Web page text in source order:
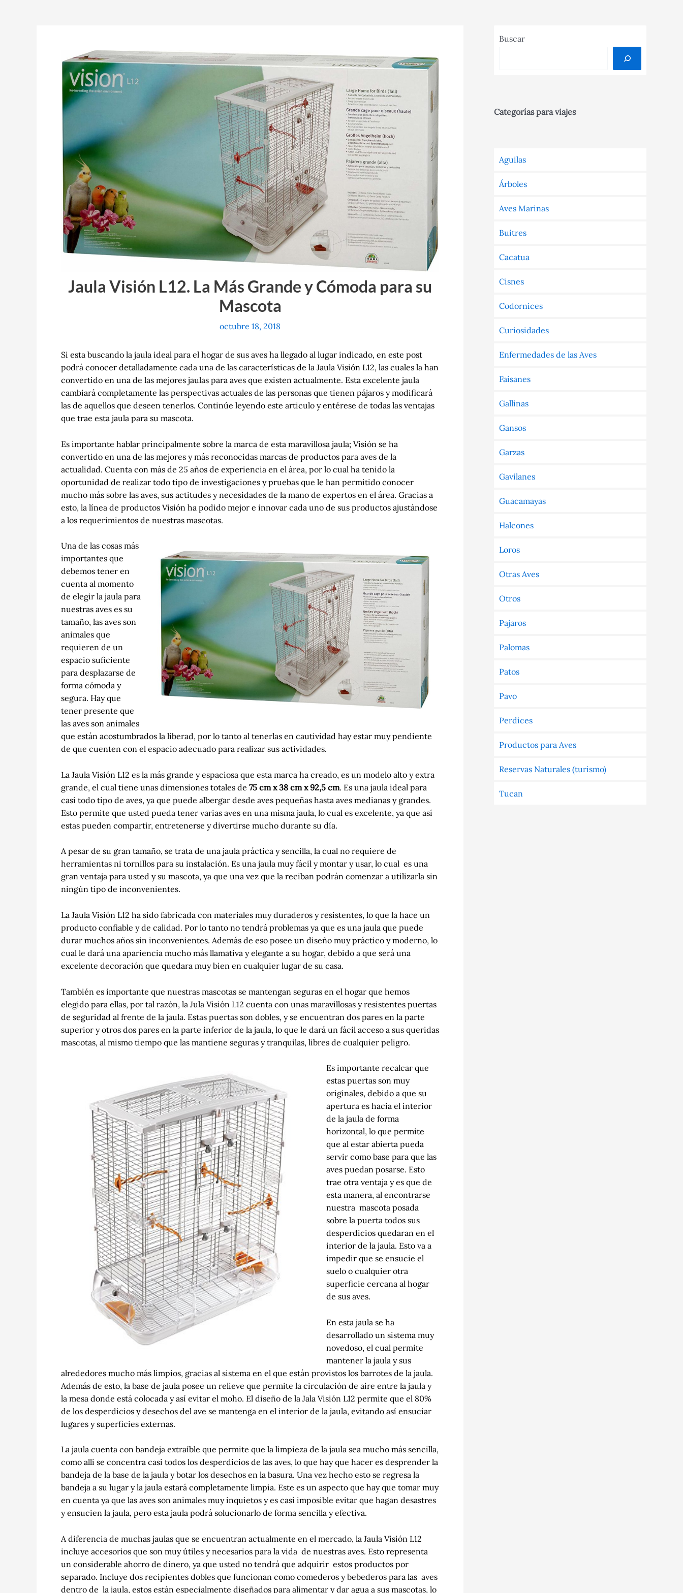
Jaula Visión L12. La Más Grande y Cómoda para su
Mascota
octubre 18, 2018
Si esta buscando la jaula ideal para el hogar de sus aves ha llegado al lugar indicado, en este post
podrá conocer detalladamente cada una de las características de la Jaula Visión L12, las cuales la han
convertido en una de las mejores jaulas para aves que existen actualmente. Esta excelente jaula
cambiará completamente las perspectivas actuales de las personas que tienen pájaros y modificará
las de aquellos que deseen tenerlos. Continúe leyendo este articulo y entérese de todas las ventajas
que trae esta jaula para su mascota.
Es importante hablar principalmente sobre la marca de esta maravillosa jaula; Visión se ha
convertido en una de las mejores y más reconocidas marcas de productos para aves de la
actualidad. Cuenta con más de 25 años de experiencia en el área, por lo cual ha tenido la
oportunidad de realizar todo tipo de investigaciones y pruebas que le han permitido conocer
mucho más sobre las aves, sus actitudes y necesidades de la mano de expertos en el área. Gracias a
esto, la línea de productos Visión ha podido mejor e innovar cada uno de sus productos ajustándose
a los requerimientos de nuestras mascotas.
Una de las cosas más
importantes que
debemos tener en
cuenta al momento
de elegir la jaula para
nuestras aves es su
tamaño, las aves son
animales que
requieren de un
espacio suficiente
para desplazarse de
forma cómoda y
segura. Hay que
tener presente que
las aves son animales
que están acostumbrados la liberad, por lo tanto al tenerlas en cautividad hay estar muy pendiente
de que cuenten con el espacio adecuado para realizar sus actividades.
La Jaula Visión L12 es la más grande y espaciosa que esta marca ha creado, es un modelo alto y extra
grande, el cual tiene unas dimensiones totales de 75 cm x 38 cm x 92,5 cm. Es una jaula ideal para
casi todo tipo de aves, ya que puede albergar desde aves pequeñas hasta aves medianas y grandes.
Esto permite que usted pueda tener varias aves en una misma jaula, lo cual es excelente, ya que así
estas pueden compartir, entretenerse y divertirse mucho durante su día.
A pesar de su gran tamaño, se trata de una jaula práctica y sencilla, la cual no requiere de
herramientas ni tornillos para su instalación. Es una jaula muy fácil y montar y usar, lo cual es una
gran ventaja para usted y su mascota, ya que una vez que la reciban podrán comenzar a utilizarla sin
ningún tipo de inconvenientes.
La Jaula Visión L12 ha sido fabricada con materiales muy duraderos y resistentes, lo que la hace un
producto confiable y de calidad. Por lo tanto no tendrá problemas ya que es una jaula que puede
durar muchos años sin inconvenientes. Además de eso posee un diseño muy práctico y moderno, lo
cual le dará una apariencia mucho más llamativa y elegante a su hogar, debido a que será una
excelente decoración que quedara muy bien en cualquier lugar de su casa.
También es importante que nuestras mascotas se mantengan seguras en el hogar que hemos
elegido para ellas, por tal razón, la Jula Visión L12 cuenta con unas maravillosas y resistentes puertas
de seguridad al frente de la jaula. Estas puertas son dobles, y se encuentran dos pares en la parte
superior y otros dos pares en la parte inferior de la jaula, lo que le dará un fácil acceso a sus queridas
mascotas, al mismo tiempo que las mantiene seguras y tranquilas, libres de cualquier peligro.
Es importante recalcar que
estas puertas son muy
originales, debido a que su
apertura es hacia el interior
de la jaula de forma
horizontal, lo que permite
que al estar abierta pueda
servir como base para que las
aves puedan posarse. Esto
trae otra ventaja y es que de
esta manera, al encontrarse
nuestra mascota posada
sobre la puerta todos sus
desperdicios quedaran en el
interior de la jaula. Esto va a
impedir que se ensucie el
suelo o cualquier otra
superficie cercana al hogar
de sus aves.
En esta jaula se ha
desarrollado un sistema muy
novedoso, el cual permite
mantener la jaula y sus
alrededores mucho más limpios, gracias al sistema en el que están provistos los barrotes de la jaula.
Además de esto, la base de jaula posee un relieve que permite la circulación de aire entre la jaula y
la mesa donde está colocada y así evitar el moho. El diseño de la Jala Visión L12 permite que el 80%
de los desperdicios y desechos del ave se mantenga en el interior de la jaula, evitando así ensuciar
lugares y superficies externas.
La jaula cuenta con bandeja extraíble que permite que la limpieza de la jaula sea mucho más sencilla,
como allí se concentra casi todos los desperdicios de las aves, lo que hay que hacer es desprender la
bandeja de la base de la jaula y botar los desechos en la basura. Una vez hecho esto se regresa la
bandeja a su lugar y la jaula estará completamente limpia. Este es un aspecto que hay que tomar muy
en cuenta ya que las aves son animales muy inquietos y es casi imposible evitar que hagan desastres
y ensucien la jaula, pero esta jaula podrá solucionarlo de forma sencilla y efectiva.
A diferencia de muchas jaulas que se encuentran actualmente en el mercado, la Jaula Visión L12
incluye accesorios que son muy útiles y necesarios para la vida de nuestras aves. Esto representa
un considerable ahorro de dinero, ya que usted no tendrá que adquirir estos productos por
separado. Incluye dos recipientes dobles que funcionan como comederos y bebederos para las aves
dentro de la jaula, estos están especialmente diseñados para alimentar y dar agua a sus mascotas, lo
Buscar
Categorías para viajes
Aguilas
Árboles
Aves Marinas
Buitres
Cacatua
Cisnes
Codornices
Curiosidades
Enfermedades de las Aves
Faisanes
Gallinas
Gansos
Garzas
Gavilanes
Guacamayas
Halcones
Loros
Otras Aves
Otros
Pajaros
Palomas
Patos
Pavo
Perdices
Productos para Aves
Reservas Naturales (turismo)
Tucan